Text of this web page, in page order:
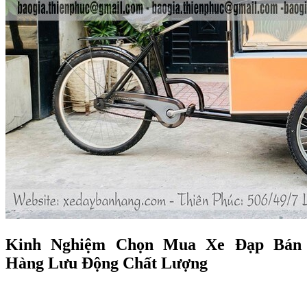
Kinh Nghiệm Chọn Mua Xe Đạp Bán
Hàng Lưu Động Chất Lượng